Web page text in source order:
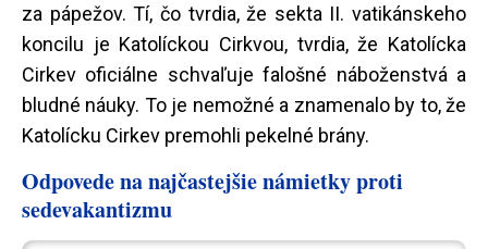
za pápežov. Tí, čo tvrdia, že sekta II. vatikánskeho
koncilu je Katolíckou Cirkvou, tvrdia, že Katolícka
Cirkev oficiálne schvaľuje falošné náboženstvá a
bludné náuky. To je nemožné a znamenalo by to, že
Katolícku Cirkev premohli pekelné brány.
Odpovede na najčastejšie námietky proti
sedevakantizmu